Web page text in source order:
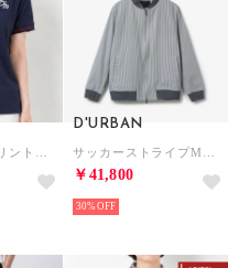
【GOLF】襟プリントポロシャツ(ショートスリーブ)(Ladies) （ネイビー）
D'URBAN
サッカーストライプMA-1 （グレー）
￥41,800
30%